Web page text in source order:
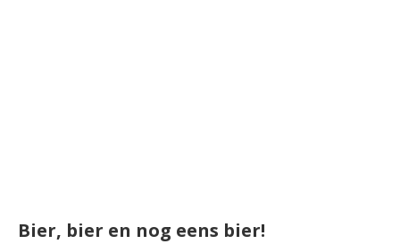
Bier, bier en nog eens bier!